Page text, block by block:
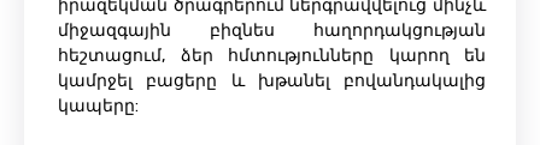
իրազեկման ծրագրերում ներգրավվելուց մինչև
միջազգային բիզնես հաղորդակցության
հեշտացում, ձեր հմտությունները կարող են
կամրջել բացերը և խթանել բովանդակալից
կապերը: